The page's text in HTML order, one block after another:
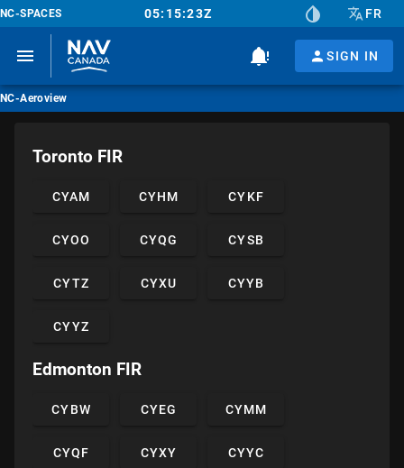
NC-SPACES 05:15:23Z FR
SIGN IN
NC-Aeroview
Toronto FIR
CYAM CYHM CYKF
CYOO CYQG CYSB
CYTZ CYXU CYYB
CYYZ
Edmonton FIR
CYBW CYEG CYMM
CYQF CYXY CYYC